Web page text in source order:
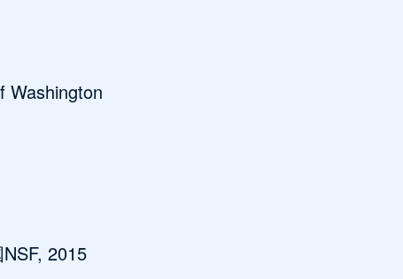
Washington
2015